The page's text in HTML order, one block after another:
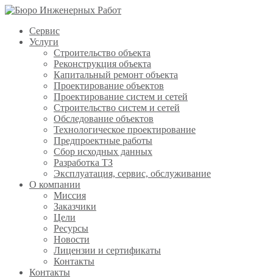
Сервис
Услуги
Строительство объекта
Реконструкция объекта
Капитальный ремонт объекта
Проектирование объектов
Проектирование систем и сетей
Строительство систем и сетей
Обследование объектов
Технологическое проектирование
Предпроектные работы
Сбор исходных данных
Разработка ТЗ
Эксплуатация, сервис, обслуживание
О компании
Миссия
Заказчики
Цели
Ресурсы
Новости
Лицензии и сертификаты
Контакты
Контакты